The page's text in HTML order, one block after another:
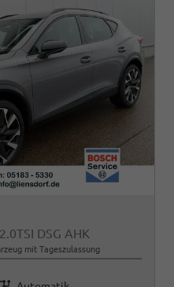
DSG AHK
mit Tageszulassung